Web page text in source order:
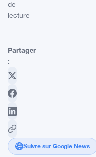
de
lecture
Partager
:
Suivre sur Google News